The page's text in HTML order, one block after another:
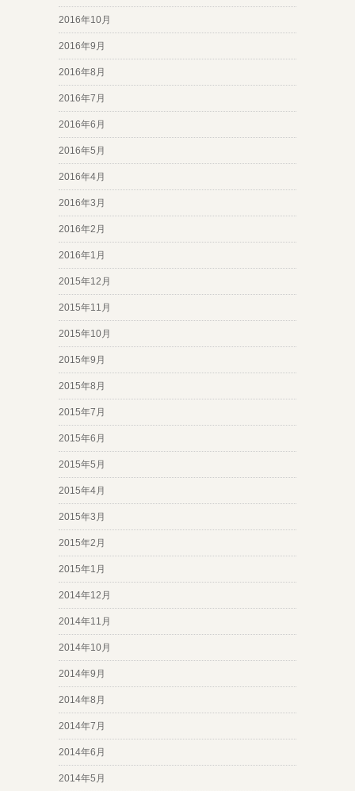
2016年10月
2016年9月
2016年8月
2016年7月
2016年6月
2016年5月
2016年4月
2016年3月
2016年2月
2016年1月
2015年12月
2015年11月
2015年10月
2015年9月
2015年8月
2015年7月
2015年6月
2015年5月
2015年4月
2015年3月
2015年2月
2015年1月
2014年12月
2014年11月
2014年10月
2014年9月
2014年8月
2014年7月
2014年6月
2014年5月